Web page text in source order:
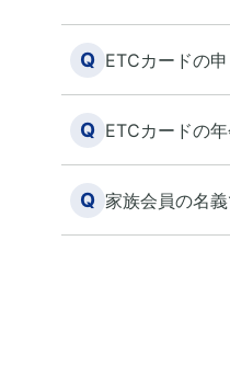
Q ETCカードの
Q ETCカードの
Q 家族会員の名